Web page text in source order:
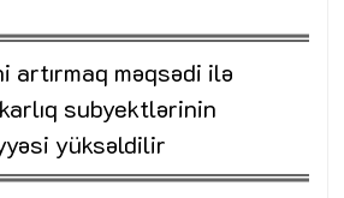
məqsədi ilə
subyektlərinin
yüksəldilir